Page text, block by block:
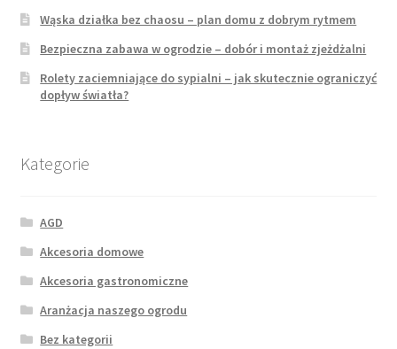
Wąska działka bez chaosu – plan domu z dobrym rytmem
Bezpieczna zabawa w ogrodzie – dobór i montaż zjeżdżalni
Rolety zaciemniające do sypialni – jak skutecznie ograniczyć
dopływ światła?
Kategorie
AGD
Akcesoria domowe
Akcesoria gastronomiczne
Aranżacja naszego ogrodu
Bez kategorii